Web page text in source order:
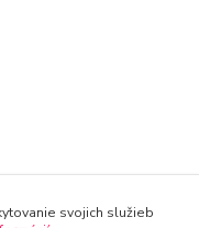
svojich služieb